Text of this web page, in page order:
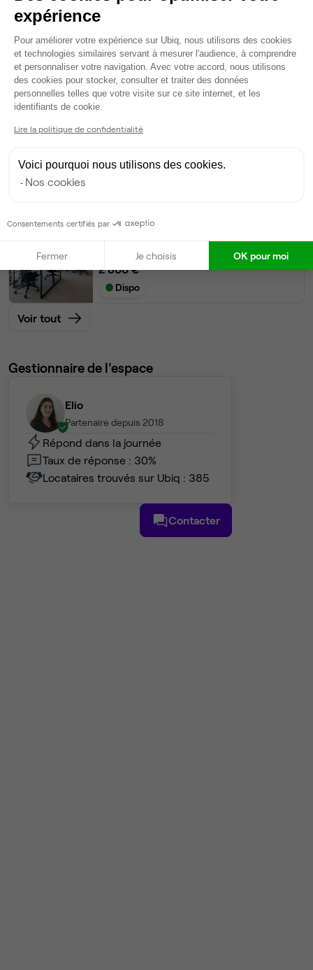
Bureau privé
14postes • 48 m²
4 900 €
Dispo le 31 août
3 850 €
Bureau privé
postes • 27,3 m²
2 800 €
Dispo
Voir tout
Gestionnaire de l'espace
Elio
Partenaire depuis 2018
Répond dans la journée
Taux de réponse : 30%
Locataires trouvés sur Ubiq : 385
Contacter
expérience
Plateforme de Gestion du
Pour améliorer votre expérience sur Ubiq, nous utilisons des cookies
et technologies similaires servant à mesurer l'audience, à comprendre
et personnaliser votre navigation. Avec votre accord, nous utilisons
des cookies pour stocker, consulter et traiter des données
personnelles telles que votre visite sur ce site internet, et les
identifiants de cookie.
Lire la politique de confidentialité
Voici pourquoi nous utilisons des cookies.
Nos cookies
Consentements certifiés par
Fermer Je choisis OK pour moi